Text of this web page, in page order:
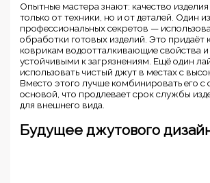
Опытные мастера знают: качество изделия
только от техники, но и от деталей. Один из
профессиональных секретов —
обработки готовых изделий. Это придаёт
коврикам водоотталкивающие свойства и
устойчивыми к загрязнениям. Ещё один
использовать чистый джут в местах с
Вместо этого лучше комбинировать его с
основой, что продлевает срок службы
для внешнего вида.
Будущее джутового